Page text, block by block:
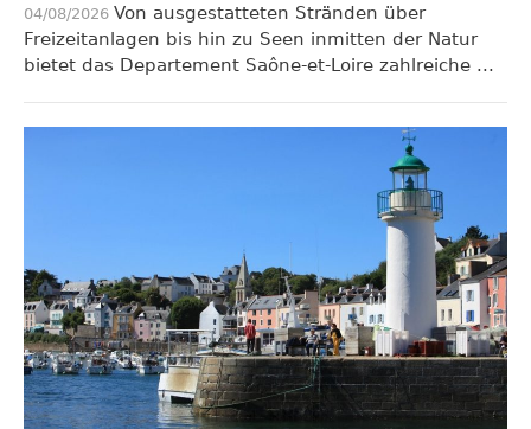
04/08/2026 Von ausgestatteten Stränden über
Freizeitanlagen bis hin zu Seen inmitten der Natur
bietet das Departement Saône-et-Loire zahlreiche ...